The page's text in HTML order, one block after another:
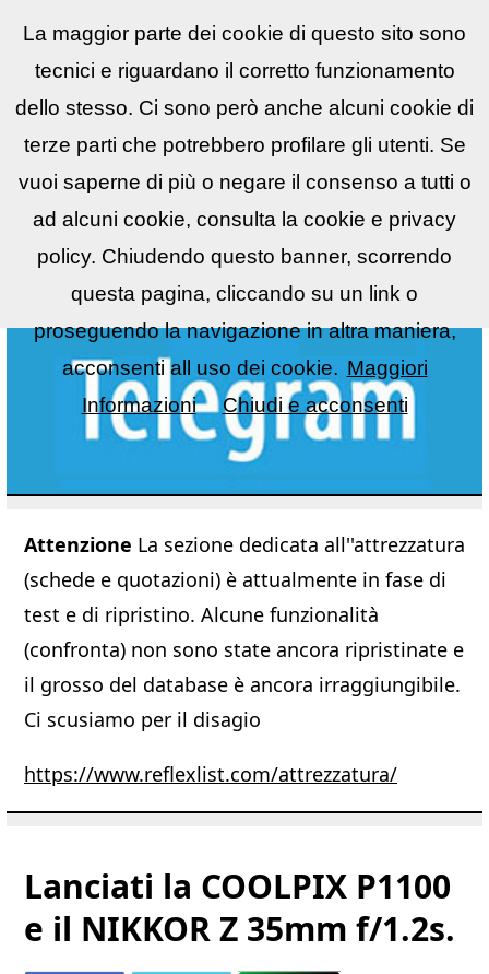
ReflexLIST▼
Attenzione La sezione dedicata all''attrezzatura
(schede e quotazioni) è attualmente in fase di
test e di ripristino. Alcune funzionalità
(confronta) non sono state ancora ripristinate e
il grosso del database è ancora irraggiungibile.
Ci scusiamo per il disagio
https://www.reflexlist.com/attrezzatura/
Lanciati la COOLPIX P1100
e il NIKKOR Z 35mm f/1.2s.
La maggior parte dei cookie di questo sito sono
tecnici e riguardano il corretto funzionamento
dello stesso. Ci sono però anche alcuni cookie di
terze parti che potrebbero profilare gli utenti. Se
vuoi saperne di più o negare il consenso a tutti o
ad alcuni cookie, consulta la cookie e privacy
policy. Chiudendo questo banner, scorrendo
questa pagina, cliccando su un link o
proseguendo la navigazione in altra maniera,
acconsenti all uso dei cookie. Maggiori
Informazioni
Chiudi e acconsenti